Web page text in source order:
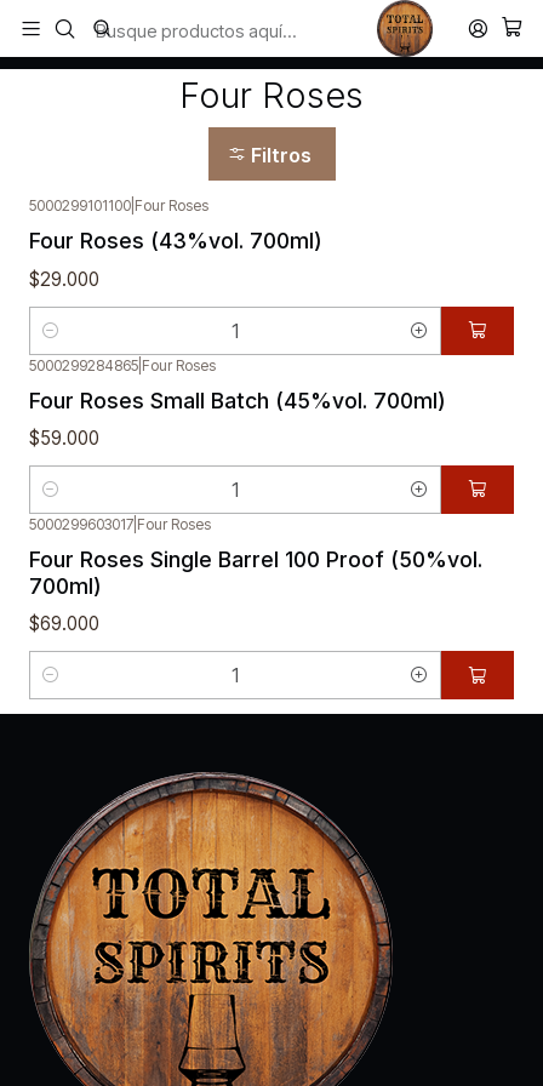
Todos los productos estan en stock. Despachamos a todo Chile.
Inicio Four Roses
Four Roses
Filtros
5000299101100 Four Roses
Four Roses (43%vol. 700ml)
$29.000
Cantidad
5000299284865 Four Roses
Four Roses Small Batch (45%vol. 700ml)
$59.000
Cantidad
5000299603017 Four Roses
Four Roses Single Barrel 100 Proof (50%vol.
700ml)
$69.000
Cantidad